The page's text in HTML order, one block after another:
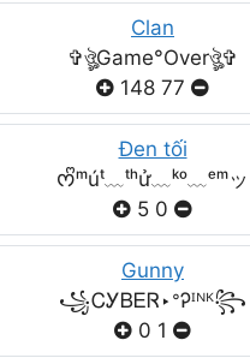
Clan
✞ঔৣGame°Overঔৣ✞
148 77
Đen tối
ᰔᩚᵐúᵗ﹏ᵗʰử﹏ᵏᵒ﹏ᵉᵐッ
5 0
Gunny
꧁ᏟᎩᏴᎬᏒ‣ᐤᎮᴵᴺᴷ꧂
0 1